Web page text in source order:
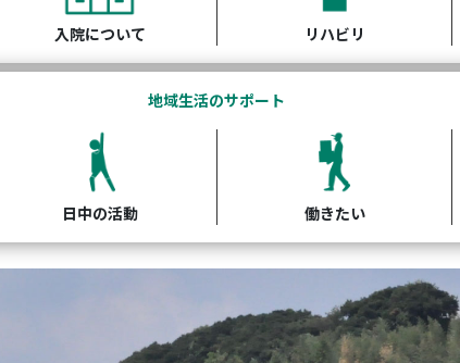
入院について リハビリ
地域生活のサポート
日中の活動 働きたい